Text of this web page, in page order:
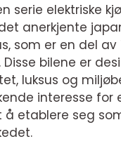
serie elektriske
anerkjente
som er en del
Disse bilene er
luksus og
interesse for
å etablere seg